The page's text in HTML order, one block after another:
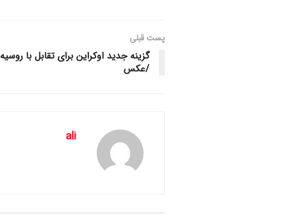
پست قبلی
گزینه جدید اوکراین برای تقابل با روسیه
/عکس
ali